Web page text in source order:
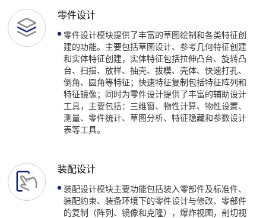
零件设计
零件设计模块提供了丰富的草图绘制和各类特征创
建的功能。主要包括草图设计、参考几何特征创建
和实体特征创建，实体特征包括拉伸凸台、旋转凸
台、扫描、放样、抽壳、拔模、壳体、快速打孔、
倒角、圆角等特征；快速特征复制包括特征阵列和
特征镜像；同时为零件设计提供了丰富的辅助设计
工具，主要包括：三维窗、物性计算、物性设置、
测量、零件统计、草图分析、特征隐藏和参数设计
表等工具。
装配设计
装配设计模块主要功能包括装入零部件及标准件、
装配约束、装备环境下的零件设计与修改、零部件
的复制（阵列、镜像和克隆），爆炸视图，剖切视